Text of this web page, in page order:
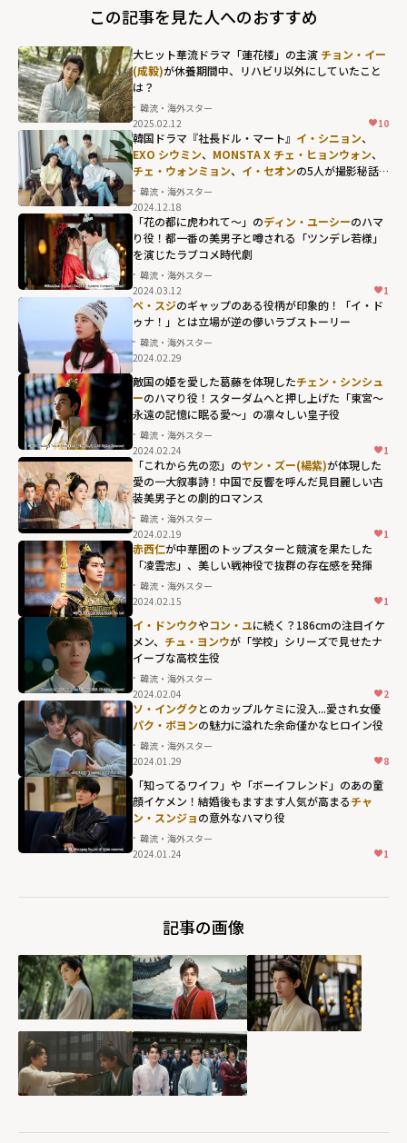
この記事を見た人へのおすすめ
大ヒット華流ドラマ「蓮花楼」の主演 チョン・イー
(成毅)が休養期間中、リハビリ以外にしていたこと
は？
韓流・海外スター
2025.02.12
10
韓国ドラマ『社長ドル・マート』 イ・シニョン、
EXO シウミン、 MONSTA X チェ・ヒョンウォン、
チェ・ウォンミョン、 イ・セオンの5人が撮影秘話
を語る「本当に楽しい現場でした」
韓流・海外スター
2024.12.18
「花の都に虎われて～」のディン・ユーシーのハマ
り役！都一番の美男子と噂される「ツンデレ若様」
を演じたラブコメ時代劇
韓流・海外スター
2024.03.12
1
ペ・スジのギャップのある役柄が印象的！「イ・ド
ゥナ！」とは立場が逆の儚いラブストーリー
韓流・海外スター
2024.02.29
敵国の姫を愛した葛藤を体現したチェン・シンシュ
ーのハマり役！スターダムへと押し上げた「東宮～
永遠の記憶に眠る愛～」の凛々しい皇子役
韓流・海外スター
2024.02.24
1
「これから先の恋」のヤン・ズー(楊紫)が体現した
愛の一大叙事詩！中国で反響を呼んだ見目麗しい古
装美男子との劇的ロマンス
韓流・海外スター
2024.02.19
1
赤西仁が中華圏のトップスターと競演を果たした
「凌雲志」、美しい戦神役で抜群の存在感を発揮
韓流・海外スター
2024.02.15
1
イ・ドンウクやコン・ユに続く？186cmの注目イケ
メン、 チュ・ヨンウが「学校」シリーズで見せたナ
イーブな高校生役
韓流・海外スター
2024.02.04
2
ソ・イングクとのカップルケミに没入...愛され女優
パク・ボヨンの魅力に溢れた余命僅かなヒロイン役
韓流・海外スター
2024.01.29
8
「知ってるワイフ」や「ボーイフレンド」のあの童
顔イケメン！結婚後もますます人気が高まるチャ
ン・スンジョの意外なハマり役
韓流・海外スター
2024.01.24
1
記事の画像